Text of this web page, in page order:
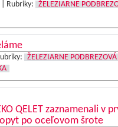
Rubriky:
ŽELEZIARNE
ŽELEZIARNE PODBREZOVÁ
QELET zaznamenali v
po oceľovom šrote